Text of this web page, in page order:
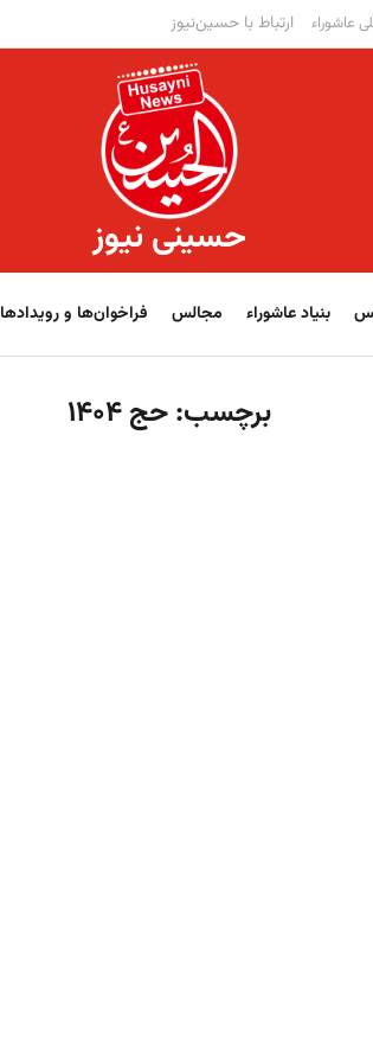
عاشوراء ارتباط با حسین‌نیوز
حسینی نیوز
بنیاد عاشوراء مجالس فراخوان‌‏‏‏ها و رویدادها
برچسب:حج ۱۴۰۴